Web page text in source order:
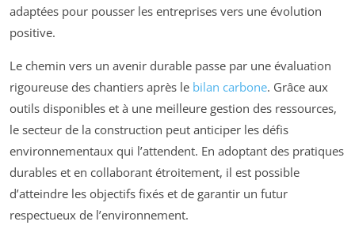
adaptées pour pousser les entreprises vers une évolution
positive.
Le chemin vers un avenir durable passe par une évaluation
rigoureuse des chantiers après le bilan carbone. Grâce aux
outils disponibles et à une meilleure gestion des ressources,
le secteur de la construction peut anticiper les défis
environnementaux qui l’attendent. En adoptant des pratiques
durables et en collaborant étroitement, il est possible
d’atteindre les objectifs fixés et de garantir un futur
respectueux de l’environnement.